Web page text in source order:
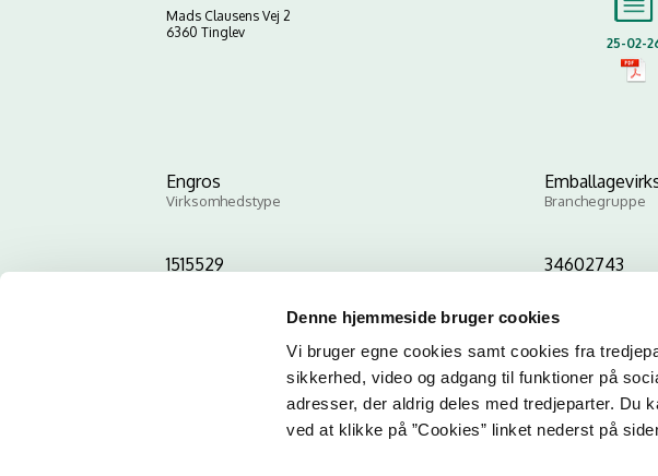
Denne hjemmeside bruger cookies
Vi bruger egne cookies samt cookies fra
sikkerhed, video og adgang til funktioner på
adresser, der aldrig deles med tredjeparter.
ved at klikke på ”Cookies” linket nederst på
Mads Clausens Vej 2
6360 Tinglev
25-02-
Engros
Virksomhedstype Branchegruppe
1515529 34602743
Kopier link til at